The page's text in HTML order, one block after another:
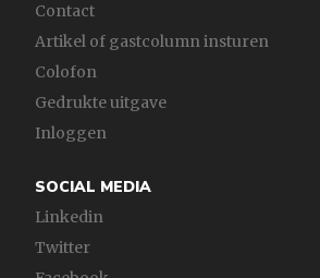
Contact
Artikel of gastcolumn insturen
Colofon
Gedrukte uitgave
Inloggen
SOCIAL MEDIA
Linkedin
Twitter